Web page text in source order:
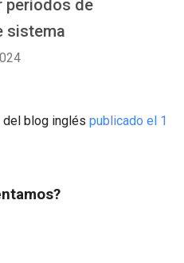
períodos de
sistema
del blog inglés publicado el 1